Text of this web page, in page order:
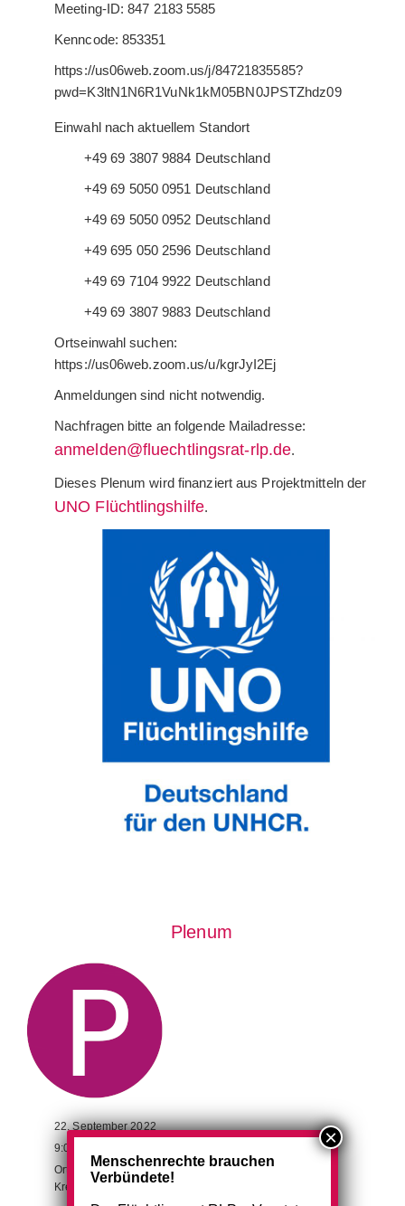
Meeting-ID: 847 2183 5585
Kenncode: 853351
https://us06web.zoom.us/j/84721835585?
pwd=K3ltN1N6R1VuNk1kM05BN0JPSTZhdz09
Einwahl nach aktuellem Standort
+49 69 3807 9884 Deutschland
+49 69 5050 0951 Deutschland
+49 69 5050 0952 Deutschland
+49 695 050 2596 Deutschland
+49 69 7104 9922 Deutschland
+49 69 3807 9883 Deutschland
Ortseinwahl suchen:
https://us06web.zoom.us/u/kgrJyI2Ej
Anmeldungen sind nicht notwendig.
Nachfragen bitte an folgende Mailadresse:
anmelden@fluechtlingsrat-rlp.de.
Dieses Plenum wird finanziert aus Projektmitteln der
UNO Flüchtlingshilfe.
Plenum
22. September 2022
9:00 - 15:30
Ort:
Dietrich-Bonhoeffer-Haus, Kurhausstr. 6, 55543 Bad
Kreuznach
Menschenrechte brauchen
Verbündete!